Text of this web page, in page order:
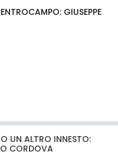
GIUSEPPE
UN ALTRO INNESTO:
CORDOVA